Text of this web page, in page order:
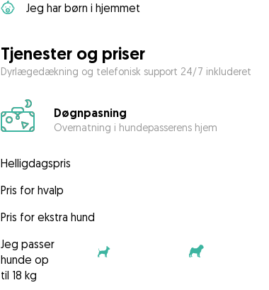
Jeg har børn i hjemmet
Tjenester og priser
Dyrlægedækning og telefonisk support 24/7 inkluderet
Døgnpasning
Overnatning i hundepasserens hjem
Helligdagspris
Pris for hvalp
Pris for ekstra hund
Jeg passer
hunde op
til 18 kg